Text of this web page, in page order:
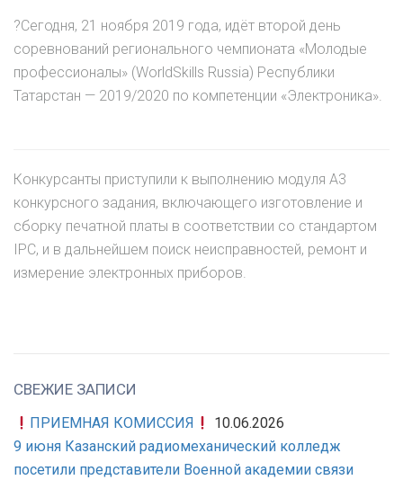
?Сегодня, 21 ноября 2019 года, идёт второй день
соревнований регионального чемпионата «Молодые
профессионалы» (WorldSkills Russia) Республики
Татарстан — 2019/2020 по компетенции «Электроника».
Конкурсанты приступили к выполнению модуля А3
конкурсного задания, включающего изготовление и
сборку печатной платы в соответствии со стандартом
IPC, и в дальнейшем поиск неисправностей, ремонт и
измерение электронных приборов.
СВЕЖИЕ ЗАПИСИ
ПРИЕМНАЯ КОМИССИЯ
10.06.2026
9 июня Казанский радиомеханический колледж
посетили представители Военной академии связи